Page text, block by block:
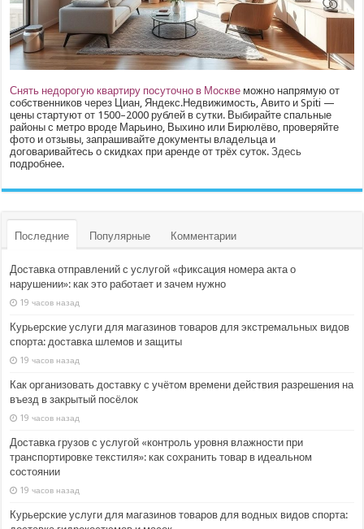
Снять недорогую квартиру посуточно в Москве можно напрямую от
собственников через Циан, Яндекс.Недвижимость, Авито и Spiti —
цены стартуют от 1500–2000 рублей в сутки. Выбирайте спальные
районы с метро вроде Марьино, Выхино или Бирюлёво, проверяйте
фото и отзывы, запрашивайте документы владельца и
договаривайтесь о скидках при аренде от трёх суток.Здесь
подробнее.
Последние Популярные Комментарии
Доставка отправлений с услугой «фиксация номера акта о
нарушении»: как это работает и зачем нужно
19 часов назад
Курьерские услуги для магазинов товаров для экстремальных видов
спорта: доставка шлемов и защиты
19 часов назад
Как организовать доставку с учётом времени действия разрешения на
въезд в закрытый посёлок
19 часов назад
Доставка грузов с услугой «контроль уровня влажности при
транспортировке текстиля»: как сохранить товар в идеальном
состоянии
19 часов назад
Курьерские услуги для магазинов товаров для водных видов спорта: